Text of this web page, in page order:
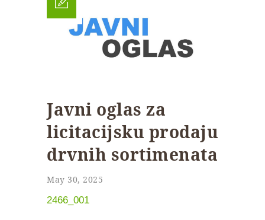
Javni oglas za
licitacijsku prodaju
drvnih sortimenata
May 30, 2025
2466_001